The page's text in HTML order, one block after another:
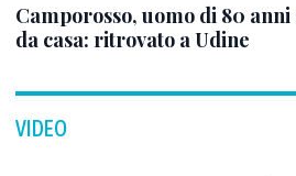
Camporosso, uomo di 80
da casa: ritrovato a Udine
VIDEO